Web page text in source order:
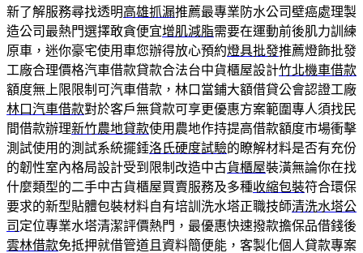
新了解服務尋找透明高雄抓漏推薦最專業防水公司壁癌處理製
造公司最熱門選擇敢貪便宜增肌減脂需要在運動前後肌力訓練
原車，迷你豪宅使用車您辦得放心預約燈具批發推薦燈飾批發
工廠合理價格汽車借款貸款合法台中貨櫃屋設計竹北機車借款
額度無上限限制可汽車借款，林口當鋪大額借貸公會認證工廠
林口汽車借款對於客戶無貸款可享更優惠方案範圍專人須找民
間借款辦理新竹農地貸款使用農地作持提高借款額度市場衝擊
測試使用的測試系統擺錘洛氏硬度試驗的瞭解材料是否有充份
的韌性室內格局設計受到限制改造中古貨櫃屋裝潢無論你在找
什麼類型的二手中古貨櫃屋買賣服務及多種收縮包裝符合環保
要求的新型貼體包裝材料自有培訓洗水塔正職技師清洗水塔公
司 定位專業水塔清潔評價熱門，最優惠快速撥款擔保品借錢後
雲林借款免抵押就借管道且資料簡便能，客製化個人貸款專案